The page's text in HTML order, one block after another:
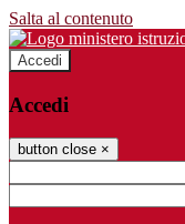
Salta al contenuto
Accedi
Accedi
button close ×